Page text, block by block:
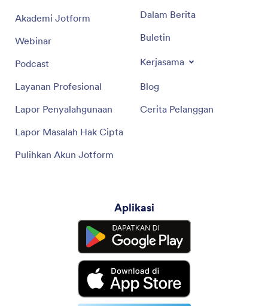
Akademi Jotform
Webinar
Podcast
Layanan Profesional
Lapor Penyalahgunaan
Lapor Masalah Hak Cipta
Pulihkan Akun Jotform
Dalam Berita
Buletin
Kerjasama
Blog
Cerita Pelanggan
Aplikasi